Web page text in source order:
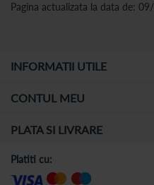
Pagina actualizata la data de:
INFORMATII UTILE
CONTUL MEU
PLATA SI LIVRARE
Platiti cu: